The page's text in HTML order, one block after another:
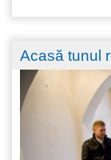
Acasă tunul